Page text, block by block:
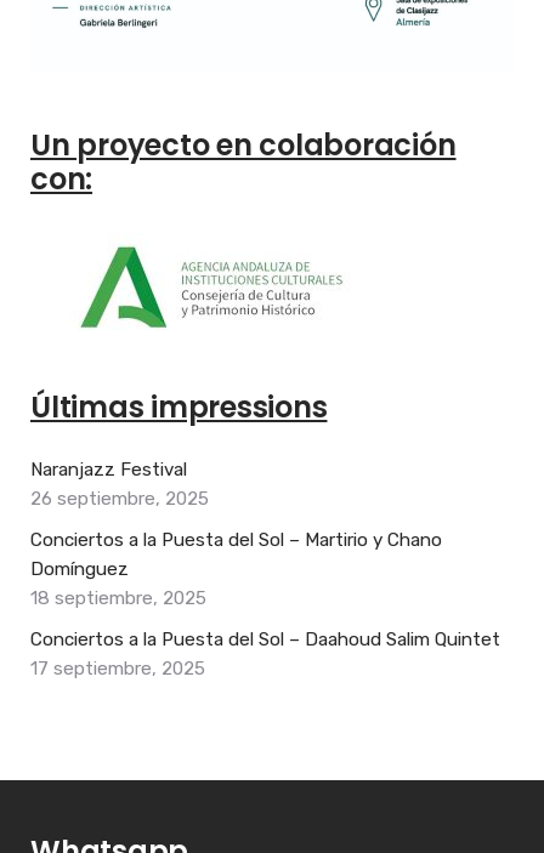
Un proyecto en colaboración
con:
Últimas impressions
Naranjazz Festival
26 septiembre, 2025
Conciertos a la Puesta del Sol – Martirio y Chano
Domínguez
18 septiembre, 2025
Conciertos a la Puesta del Sol – Daahoud Salim Quintet
17 septiembre, 2025